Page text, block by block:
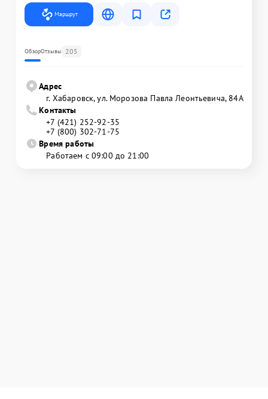
Маршрут
ОбзорОтзывы 205
Адрес
г. Хабаровск, ул. Морозова Павла Леонтьевича, 84А
Контакты
+7 (421) 252-92-35
+7 (800) 302-71-75
Время работы
Работаем с 09:00 до 21:00